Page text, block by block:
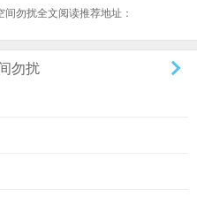
勿扰全文阅读推荐地址：
勿扰